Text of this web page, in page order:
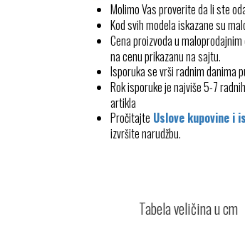
Molimo Vas proverite da li ste
Kod svih modela iskazane su
Cena proizvoda u
na cenu prikazanu na sajtu.
Isporuka se vrši radnim danima
Rok isporuke je najviše 5-7
artikla
Pročitajte Uslove kupovine i
izvršite narudžbu.
Tabela veličina u cm